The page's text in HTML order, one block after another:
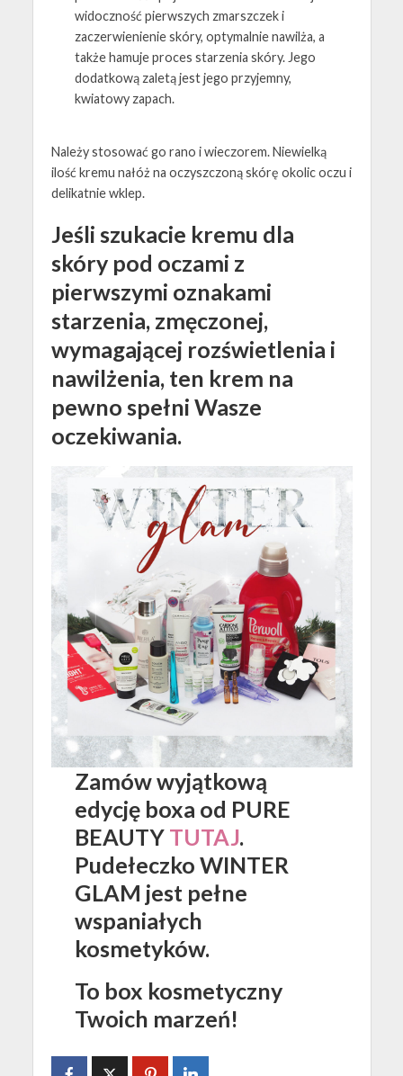
widoczność pierwszych zmarszczek i
zaczerwienienie skóry, optymalnie nawilża, a
także hamuje proces starzenia skóry. Jego
dodatkową zaletą jest jego przyjemny,
kwiatowy zapach.
Należy stosować go rano i wieczorem. Niewielką
ilość kremu nałóż na oczyszczoną skórę okolic oczu i
delikatnie wklep.
Jeśli szukacie kremu dla
skóry pod oczami z
pierwszymi oznakami
starzenia, zmęczonej,
wymagającej rozświetlenia i
nawilżenia, ten krem na
pewno spełni Wasze
oczekiwania.
Zamów wyjątkową
edycję boxa od PURE
BEAUTY TUTAJ.
Pudełeczko WINTER
GLAM jest pełne
wspaniałych
kosmetyków.
To box kosmetyczny
Twoich marzeń!